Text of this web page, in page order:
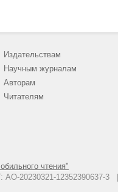
чтения"
АО-20230321-
Издательствам
Научным журналам
Авторам
Читателям